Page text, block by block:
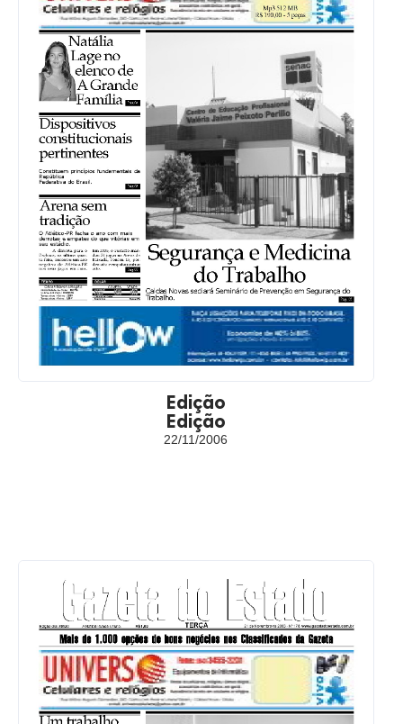
Edição
Edição
22/11/2006